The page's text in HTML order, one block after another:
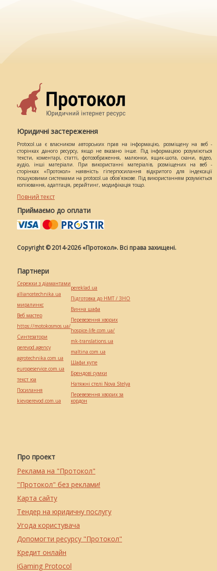
Юридичні застереження
Protocol.ua є власником авторських прав на інформацію, розміщену на веб -
сторінках даного ресурсу, якщо не вказано інше. Під інформацією розуміються
тексти, коментарі, статті, фотозображення, малюнки, ящик-шота, скани, відео,
аудіо, інші матеріали. При використанні матеріалів, розміщених на веб -
сторінках «Протокол» наявність гіперпосилання відкритого для індексації
пошуковими системами на protocol.ua обов`язкове. Під використанням розуміється
копіювання, адаптація, рерайтинг, модифікація тощо.
Повний текст
Приймаємо до оплати
Copyright © 2014-2026 «Протокол». Всі права захищені.
Про проект
Реклама на "Протокол"
"Протокол" без реклами!
Карта сайту
Тендер на юридичну послугу
Угода користувача
Допомогти ресурсу "Протокол"
Кредит онлайн
iGaming Protocol
Партнери
Сережки з діамантами
alliancetechnika.ua
миралинкс
Веб мастер
https://motokosmos.ua/
Синтезатори
perevod.agency
agrotechnika.com.ua
europeservice.com.ua
текст юа
Посилання
kievperevod.com.ua
pereklad.ua
Підготовка до НМТ / ЗНО
Винна шафа
Перевезення хворих
hospice-life.com.ua/
mk-translations.ua
maltina.com.ua
Шафи купе
Брендові сумки
Натяжні стелі Nova Stelya
Перевезення хворих за
кордон